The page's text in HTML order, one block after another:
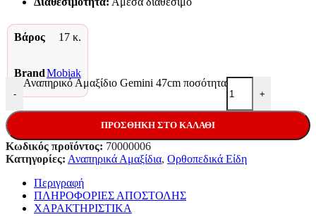
Βάρος 17 κ.
BrandMobiak
-
Αναπηρικό Αμαξίδιο Gemini 47cm ποσότητα
+
ΠΡΟΣΘΉΚΗ ΣΤΟ ΚΑΛΆΘΙ
Κωδικός προϊόντος: 70000006
Κατηγορίες: Αναπηρικά Αμαξίδια, Ορθοπεδικά Είδη
Περιγραφή
ΠΛΗΡΟΦΟΡΙΕΣ ΑΠΟΣΤΟΛΗΣ
ΧΑΡΑΚΤΗΡΙΣΤΙΚΑ